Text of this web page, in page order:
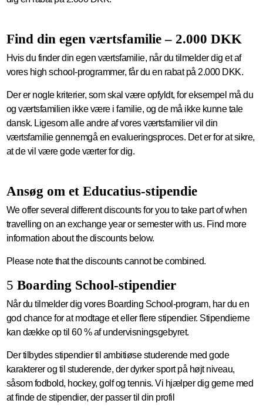
Find din egen værtsfamilie – 2.000 DKK
Hvis du finder din egen værtsfamilie, når du tilmelder dig et af
vores high school-programmer, får du en rabat på 2.000 DKK.
Der er nogle kriterier, som skal være opfyldt, for eksempel må du
og værtsfamilien ikke være i familie, og de må ikke kunne tale
dansk. Ligesom alle andre af vores værtsfamilier vil din
værtsfamilie gennemgå en evalueringsproces. Det er for at sikre,
at de vil være gode værter for dig.
Ansøg om et Educatius-stipendie
We offer several different discounts for you to take part of when
travelling on an exchange year or semester with us. Find more
information about the discounts below.
Please note that the discounts cannot be combined.
5 Boarding School-stipendier
Når du tilmelder dig vores Boarding School-program, har du en
god chance for at modtage et eller flere stipendier. Stipendierne
kan dække op til 60 % af undervisningsgebyret.
Der tilbydes stipendier til ambitiøse studerende med gode
karakterer og til studerende, der dyrker sport på højt niveau,
såsom fodbold, hockey, golf og tennis. Vi hjælper dig gerne med
at finde de stipendier, der passer til din profil